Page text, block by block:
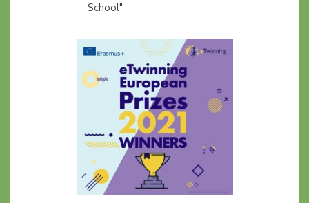
School"